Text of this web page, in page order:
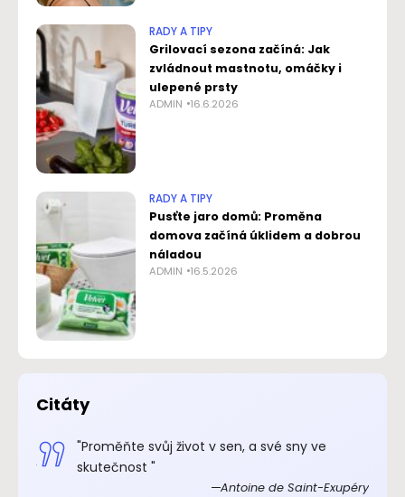
RADY A TIPY
Grilovací sezona začíná: Jak
zvládnout mastnotu, omáčky i
ulepené prsty
ADMIN 16.6.2026
RADY A TIPY
Pusťte jaro domů: Proměna
domova začíná úklidem a dobrou
náladou
ADMIN 16.5.2026
Citáty
"Proměňte svůj život v sen, a své sny ve
skutečnost "
Antoine de Saint-Exupéry